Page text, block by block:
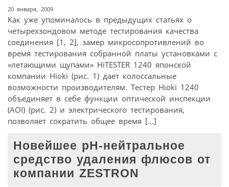
20 января, 2009
Как уже упоминалось в предыдущих статьях о
четырехзондовом методе тестирования качества
соединения [1, 2], замер микросопротивлений во
время тестирования собранной платы установками с
«летающими щупами» HiTESTER 1240 японской
компании Hioki (рис. 1) дает колоссальные
возможности производителям. Тестер Hioki 1240
объединяет в себе функции оптической инспекции
(AOI) (рис. 2) и электрического тестирования,
позволяет сократить общее время […]
Новейшее pH-нейтральное
средство удаления флюсов от
компании ZESTRON